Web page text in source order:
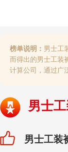
榜单说明： 男士工
而得出的男士工装
计算公司，通过广
男士
男士工装